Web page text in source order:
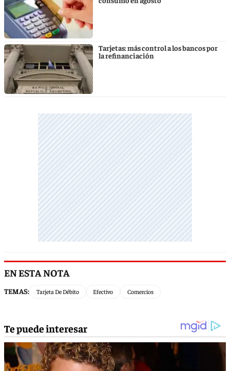
Tarjetas: más control a los bancos por
la refinanciación
EN ESTA NOTA
TEMAS: Tarjeta De Débito Efectivo Comercios